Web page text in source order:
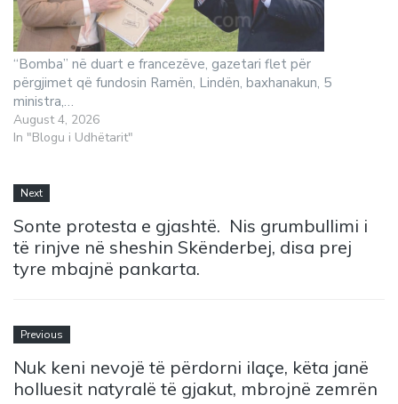
“Bomba” në duart e francezëve, gazetari flet për
përgjimet që fundosin Ramën, Lindën, baxhanakun, 5
ministra,…
August 4, 2026
In "Blogu i Udhëtarit"
Next
Sonte protesta e gjashtë. Nis grumbullimi i
të rinjve në sheshin Skënderbej, disa prej
tyre mbajnë pankarta.
Previous
Nuk keni nevojë të përdorni ilaçe, këta janë
holluesit natyralë të gjakut, mbrojnë zemrën